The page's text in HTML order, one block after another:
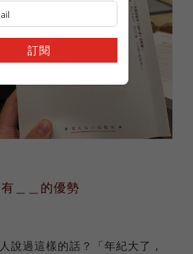
＿＿的優勢
說過這樣的話？「年紀大了，
訂閱